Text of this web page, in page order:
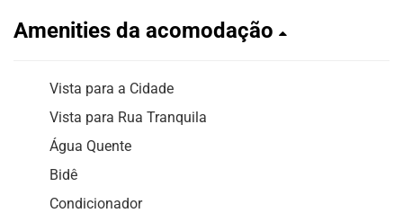
Amenities da acomodação
Vista para a Cidade
Vista para Rua Tranquila
Água Quente
Bidê
Condicionador